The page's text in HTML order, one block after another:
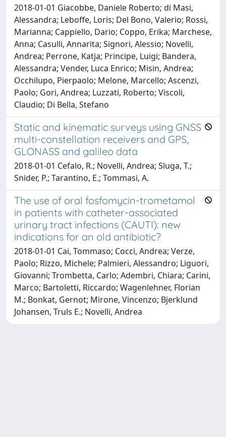
2018-01-01 Giacobbe, Daniele Roberto; di Masi,
Alessandra; Leboffe, Loris; Del Bono, Valerio; Rossi,
Marianna; Cappiello, Dario; Coppo, Erika; Marchese,
Anna; Casulli, Annarita; Signori, Alessio; Novelli,
Andrea; Perrone, Katja; Principe, Luigi; Bandera,
Alessandra; Vender, Luca Enrico; Misin, Andrea;
Occhilupo, Pierpaolo; Melone, Marcello; Ascenzi,
Paolo; Gori, Andrea; Luzzati, Roberto; Viscoli,
Claudio; Di Bella, Stefano
Static and kinematic surveys using GNSS
multi-constellation receivers and GPS,
GLONASS and galileo data
2018-01-01 Cefalo, R.; Novelli, Andrea; Sluga, T.;
Snider, P.; Tarantino, E.; Tommasi, A.
The use of oral fosfomycin-trometamol
in patients with catheter-associated
urinary tract infections (CAUTI): new
indications for an old antibiotic?
2018-01-01 Cai, Tommaso; Cocci, Andrea; Verze,
Paolo; Rizzo, Michele; Palmieri, Alessandro; Liguori,
Giovanni; Trombetta, Carlo; Adembri, Chiara; Carini,
Marco; Bartoletti, Riccardo; Wagenlehner, Florian
M.; Bonkat, Gernot; Mirone, Vincenzo; Bjerklund
Johansen, Truls E.; Novelli, Andrea